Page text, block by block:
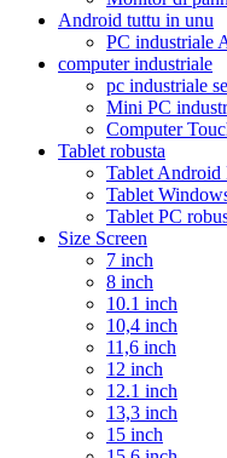
Android tuttu in unu
PC industriale
computer industriale
pc industriale
Mini PC
Computer
Tablet robusta
Tablet Android
Tablet
Tablet PC
Size Screen
7 inch
8 inch
10.1 inch
10,4 inch
11,6 inch
12 inch
12.1 inch
13,3 inch
15 inch